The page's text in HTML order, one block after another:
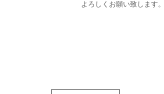
よろしくお願い致します。